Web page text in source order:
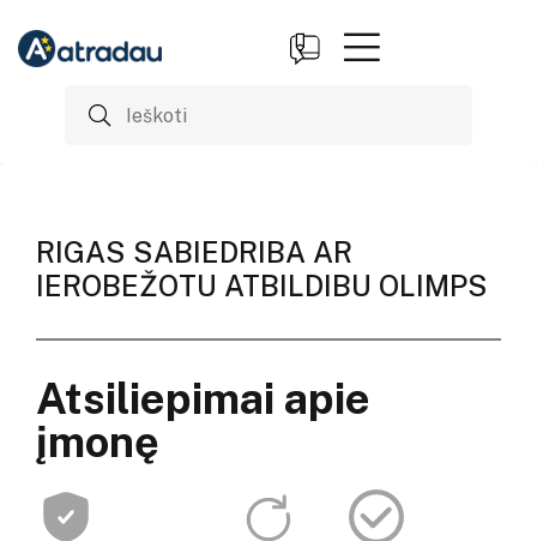
RIGAS SABIEDRIBA AR
IEROBEŽOTU ATBILDIBU OLIMPS
Atsiliepimai apie
įmonę